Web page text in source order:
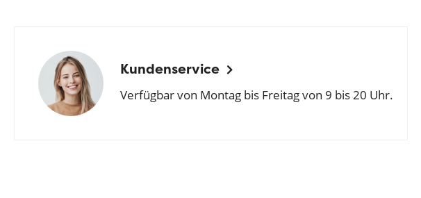
Kundenservice
Verfügbar von Montag bis Freitag von 9 bis 20 Uhr.